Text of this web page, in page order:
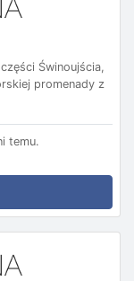
Świnoujścia,
promenady z
temu.